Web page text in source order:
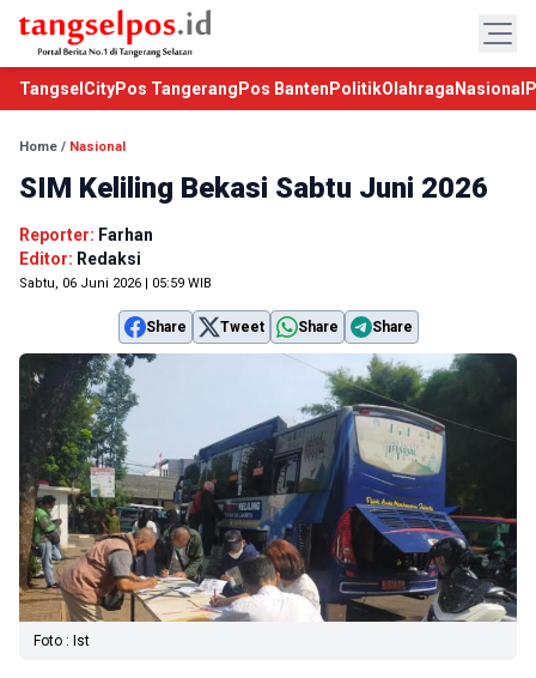
TangselCityPos Tangerang Pos Banten PolitikOlahraga Nasional
Home / Nasional
SIM Keliling Bekasi Sabtu Juni 2026
Reporter: Farhan
Editor: Redaksi
Sabtu, 06 Juni 2026 | 05:59 WIB
Share Tweet Share Share
Foto : Ist